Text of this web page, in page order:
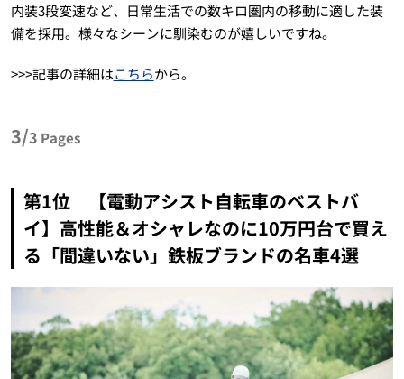
内装3段変速など、日常生活での数キロ圏内の移動に適した装
備を採用。様々なシーンに馴染むのが嬉しいですね。
>>>記事の詳細はこちらから。
3/3 Pages
第1位 【電動アシスト自転車のベストバ
イ】高性能＆オシャレなのに10万円台で買え
る「間違いない」鉄板ブランドの名車4選